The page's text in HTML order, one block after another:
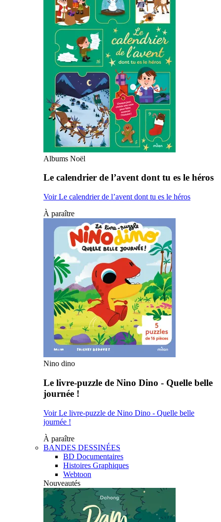
Albums Noël
Le calendrier de l’avent dont tu es le héros
Voir Le calendrier de l’avent dont tu es le héros
À paraître
Nino dino
Le livre-puzzle de Nino Dino - Quelle belle
journée !
Voir Le livre-puzzle de Nino Dino - Quelle belle
journée !
À paraître
BANDES DESSINÉES
BD Documentaires
Histoires Graphiques
Webtoon
Nouveautés